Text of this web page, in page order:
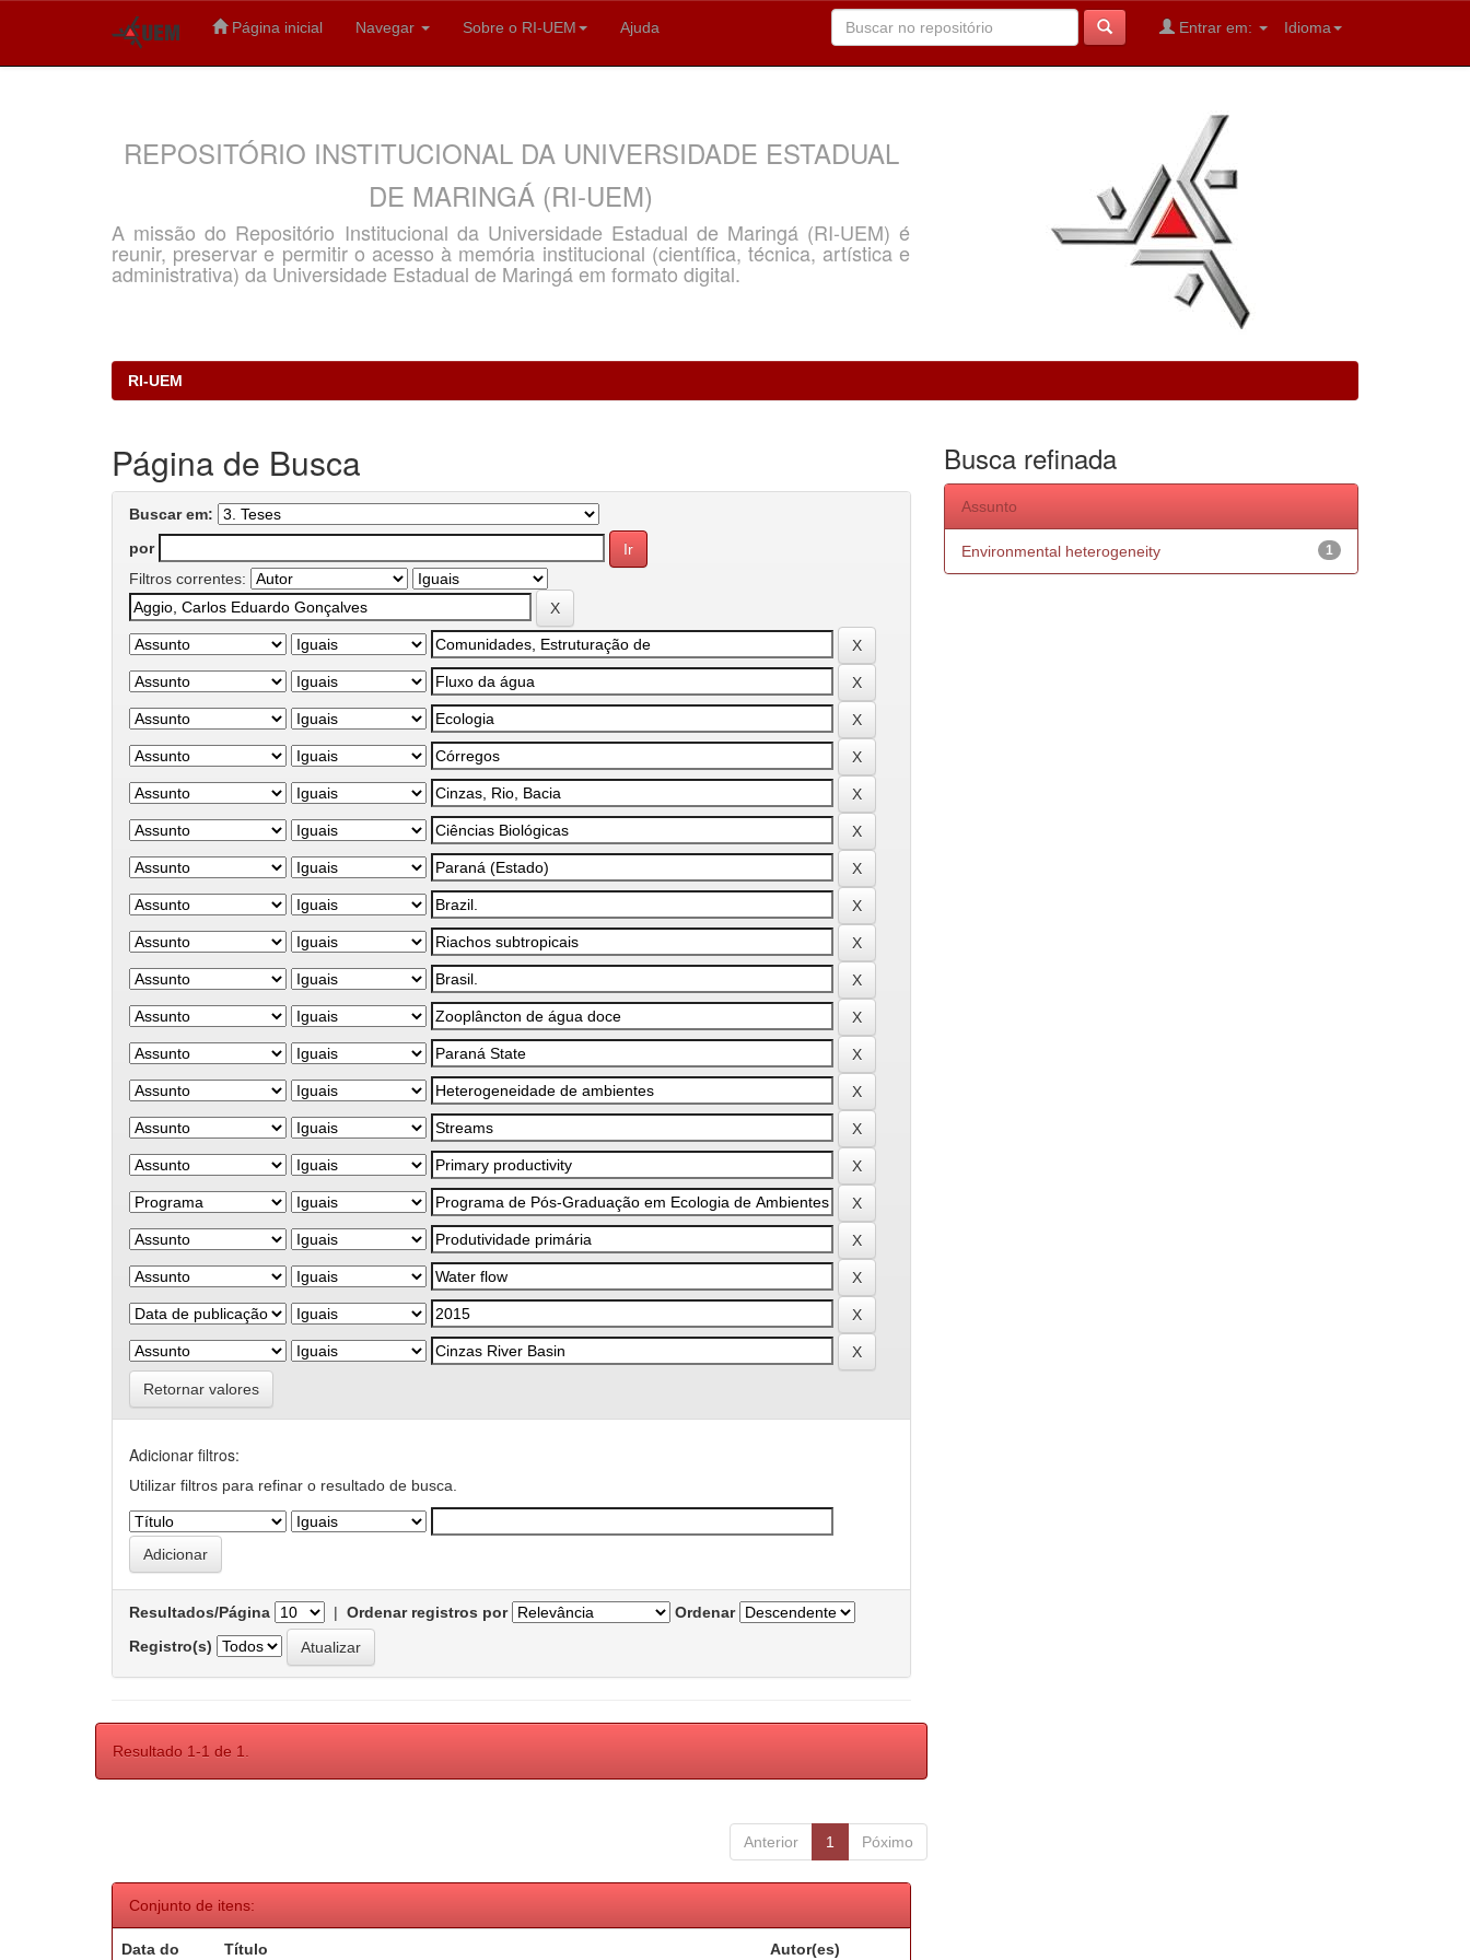
Página inicial Navegar Sobre o RI-UEM Ajuda Idioma
Entrar em:
REPOSITÓRIO INSTITUCIONAL DA UNIVERSIDADE ESTADUAL
DE MARINGÁ (RI-UEM)
A missão do Repositório Institucional da Universidade Estadual de Maringá (RI-UEM) é
reunir, preservar e permitir o acesso à memória institucional (científica, técnica, artística e
administrativa) da Universidade Estadual de Maringá em formato digital.
RI-UEM
Página de Busca
Buscar em:
por
Filtros correntes:
Retornar valores
Adicionar filtros:
Utilizar filtros para refinar o resultado de busca.
Resultados/Página | Ordenar registros por
Ordenar
Registro(s)
Resultado 1-1 de 1.
Anterior 1 Póximo
Conjunto de itens:
Data do Título Autor(es)
Busca refinada
Assunto
1
Environmental heterogeneity